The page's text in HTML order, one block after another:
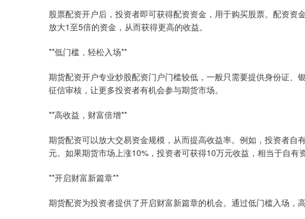
股票配资开户后，投资者即可获得配资资金，用于购买股票。配资资
放大1至5倍的资金，从而获得更高的收益。
**低门槛，轻松入场**
期货配资开户专业炒股配资门户门槛较低，一般只需要提供身份证、
征信审核，让更多投资者有机会参与期货市场。
**高收益，财富倍增**
期货配资可以放大交易资金规模，从而提高收益率。例如，投资者
元。如果期货市场上涨10%，投资者可获得10万元收益，相当于自有
**开启财富新篇章**
期货配资为投资者提供了开启财富新篇章的机会。通过低门槛入场，